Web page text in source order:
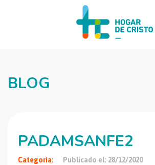
BLOG
PADAMSANFE2
Categoría: Publicado el: 28/12/2020